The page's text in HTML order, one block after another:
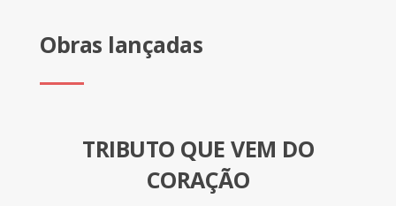
Obras lançadas
TRIBUTO QUE VEM DO
CORAÇÃO